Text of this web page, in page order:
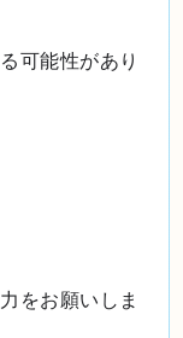
可能性があり
をお願いしま